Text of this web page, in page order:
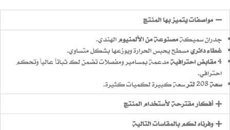
مواصفات يتميز بها المنتج
جدران سميكةمصنوعة من الألمنيومالهندي.
غطاء دائريمسطح يحبس الحرارة ويوزعها بشكل متساوي.
4 مقابض احترافية
مدعمة بمسامير ومفصلات تضمن لك ثباتاً عالياً وتحكم
احترافي.
سعة 203 لتر
سعة كبيرة لكميات كثيرة.
أفكار مقترحة لأستخدام المنتج
وفرناه لكم بالمقاسات التالية